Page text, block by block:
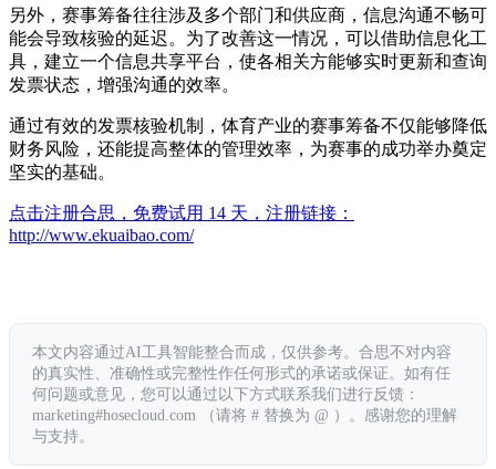
另外，赛事筹备往往涉及多个部门和供应商，信息沟通不畅可
能会导致核验的延迟。为了改善这一情况，可以借助信息化工
具，建立一个信息共享平台，使各相关方能够实时更新和查询
发票状态，增强沟通的效率。
通过有效的发票核验机制，体育产业的赛事筹备不仅能够降低
财务风险，还能提高整体的管理效率，为赛事的成功举办奠定
坚实的基础。
点击注册合思，免费试用 14 天，注册链接：
http://www.ekuaibao.com/
本文内容通过AI工具智能整合而成，仅供参考。合思不对内容
的真实性、准确性或完整性作任何形式的承诺或保证。如有任
何问题或意见，您可以通过以下方式联系我们进行反馈：
marketing#hosecloud.com （请将 # 替换为 @ ）。感谢您的理解
与支持。